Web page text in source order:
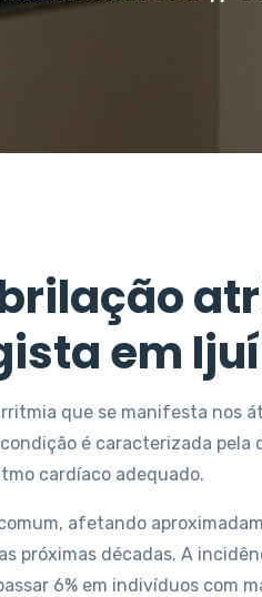
em Ijuí
que se manifesta nos
é caracterizada
cardíaco adequado.
afetando
próximas décadas. A
6% em indivíduos com